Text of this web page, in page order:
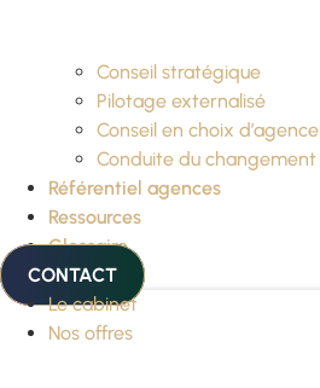
Conseil stratégique
Pilotage externalisé
Conseil en choix d’agence
Conduite du changement
Référentiel agences
Ressources
Glossaire
CONTACT
Le cabinet
Nos offres